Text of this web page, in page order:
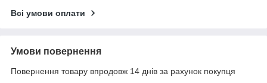
Всі умови оплати
Умови повернення
Повернення товару впродовж 14 днів за рахунок покупця